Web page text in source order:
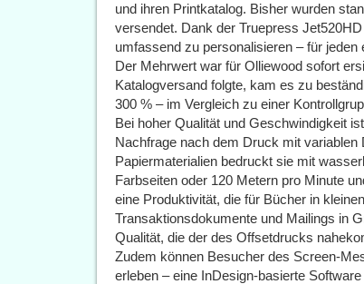
und ihren Printkatalog. Bisher wurden
versendet. Dank der Truepress
umfassend zu personalisieren – für jeden
Der Mehrwert war für Olliewood sofort
Katalogversand folgte, kam es zu
300 % – im Vergleich zu einer
Bei hoher Qualität und Geschwindigkeit
Nachfrage nach dem Druck mit
Papiermaterialien bedruckt sie mit
Farbseiten oder 120 Metern pro Minute
eine Produktivität, die für Bücher in
Transaktionsdokumente und Mailings in
Qualität, die der des Offsetdrucks
Zudem können Besucher des Screen-
erleben – eine InDesign-basierte